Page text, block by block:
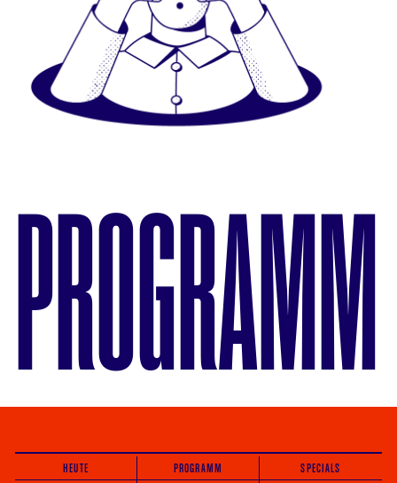
PROGRAMM
HEUTE PROGRAMM
SPECIALS